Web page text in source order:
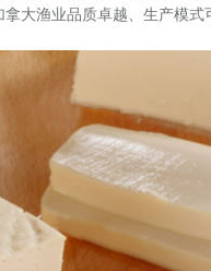
大渔业品质卓越、生产模式